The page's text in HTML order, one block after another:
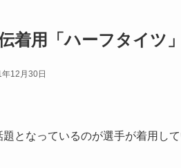
着用「ハーフタイツ
年12月30日
となっているのが選手が着用し